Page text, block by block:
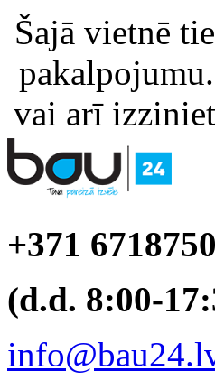
Šajā vietnē
vai arī
+371
(d.d. 8:00-